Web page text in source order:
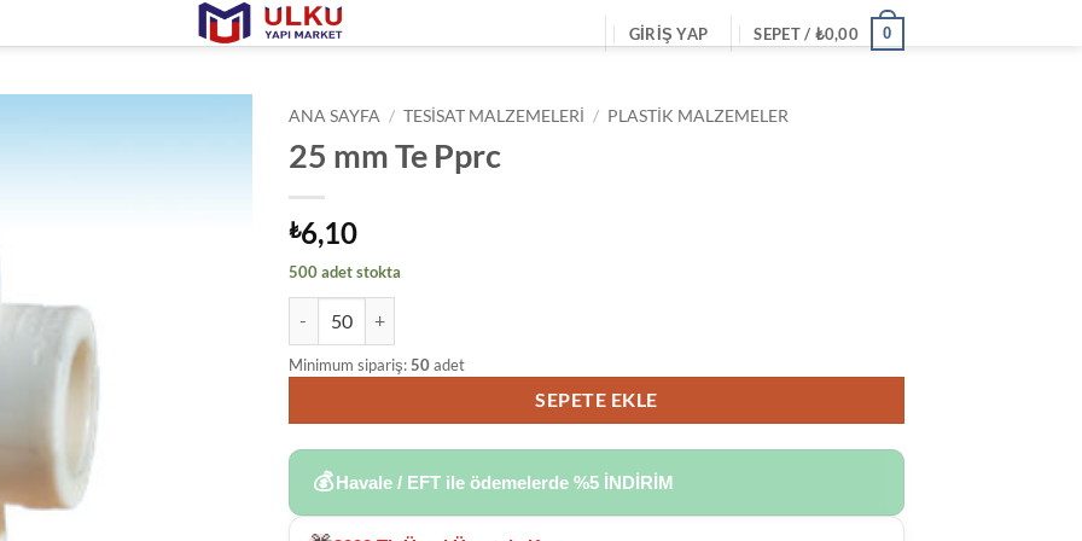
GIRIŞ YAP SEPET / ₺0,00 0
ANA SAYFA / TESISAT MALZEMELERI / PLASTIK MALZEMELER
25 mm Te Pprc
₺6,10
500 adet stokta
Minimum sipariş:50adet
SEPETE EKLE
💰 Havale / EFT ile ödemelerde %5 İNDİRİM